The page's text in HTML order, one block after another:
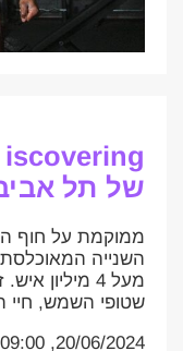
של תל
ממוקמת על חוף
השנייה המאוכלסת
מעל 4 מיליון
שטופי השמש, חיי
20/06/2024, 09:00